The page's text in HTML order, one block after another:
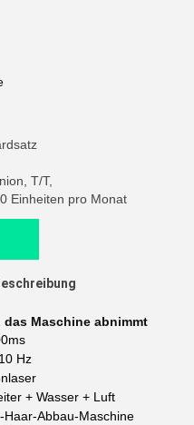
T/T,
Einheiten pro Monat
das Maschine abnimmt
Hz
+ Wasser + Luft
Haar-Abbau-Maschine